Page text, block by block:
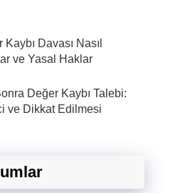
Davası Nasıl
ve Yasal Haklar
Değer Kaybı Talebi:
ve Dikkat Edilmesi